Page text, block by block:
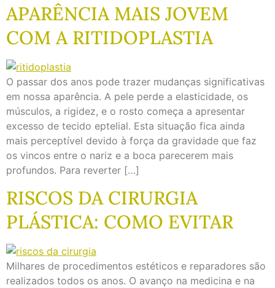
APARÊNCIA MAIS JOVEM
COM A RITIDOPLASTIA
O passar dos anos pode trazer mudanças significativas
em nossa aparência. A pele perde a elasticidade, os
músculos, a rigidez, e o rosto começa a apresentar
excesso de tecido eptelial. Esta situação fica ainda
mais perceptível devido à força da gravidade que faz
os vincos entre o nariz e a boca parecerem mais
profundos. Para reverter […]
RISCOS DA CIRURGIA
PLÁSTICA: COMO EVITAR
Milhares de procedimentos estéticos e reparadores são
realizados todos os anos. O avanço na medicina e na